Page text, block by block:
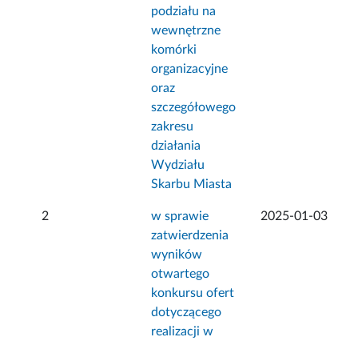
podziału na
wewnętrzne
komórki
organizacyjne
oraz
szczegółowego
zakresu
działania
Wydziału
Skarbu Miasta
2
w sprawie
zatwierdzenia
wyników
otwartego
konkursu ofert
dotyczącego
realizacji w
2025-01-03